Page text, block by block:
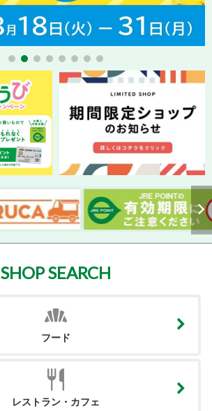
SHOP SEARCH
フード
レストラン・カフェ